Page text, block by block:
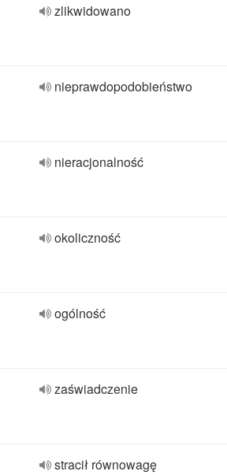
zlikwidowano
nieprawdopodobieństwo
nieracjonalność
okoliczność
ogólność
zaświadczenie
stracił równowagę